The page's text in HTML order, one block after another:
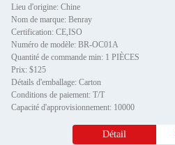
Lieu d'origine: Chine
Nom de marque: Benray
Certification: CE,ISO
Numéro de modèle: BR-OC01A
Quantité de commande min: 1 PIÈCES
Prix: $125
Détails d'emballage: Carton
Conditions de paiement: T/T
Capacité d'approvisionnement: 10000
Détail